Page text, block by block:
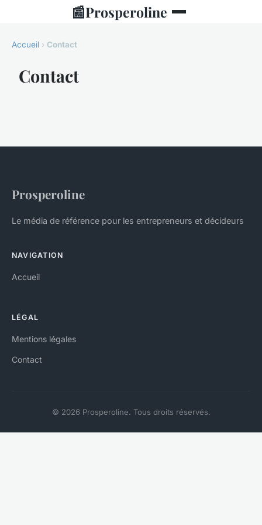
📰Prosperoline
Accueil › Contact
Contact
Prosperoline
Le média de référence pour les entrepreneurs et décideurs
NAVIGATION
Accueil
LÉGAL
Mentions légales
Contact
© 2026 Prosperoline. Tous droits réservés.